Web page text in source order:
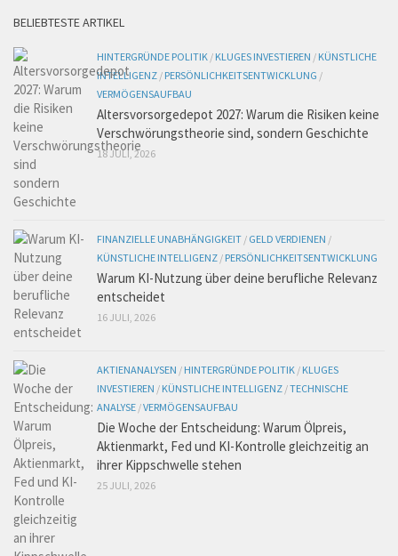
BELIEBTESTE ARTIKEL
HINTERGRÜNDE POLITIK / KLUGES INVESTIEREN / KÜNSTLICHE
INTELLIGENZ / PERSÖNLICHKEITSENTWICKLUNG /
VERMÖGENSAUFBAU
Altersvorsorgedepot 2027: Warum die Risiken keine
Verschwörungstheorie sind, sondern Geschichte
18 JULI, 2026
FINANZIELLE UNABHÄNGIGKEIT / GELD VERDIENEN /
KÜNSTLICHE INTELLIGENZ / PERSÖNLICHKEITSENTWICKLUNG
Warum KI-Nutzung über deine berufliche Relevanz
entscheidet
16 JULI, 2026
AKTIENANALYSEN / HINTERGRÜNDE POLITIK / KLUGES
INVESTIEREN / KÜNSTLICHE INTELLIGENZ /TECHNISCHE
ANALYSE /VERMÖGENSAUFBAU
Die Woche der Entscheidung: Warum Ölpreis,
Aktienmarkt, Fed und KI-Kontrolle gleichzeitig an
ihrer Kippschwelle stehen
25 JULI, 2026